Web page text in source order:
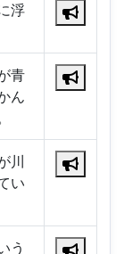
浮
青
ん
川
い
う